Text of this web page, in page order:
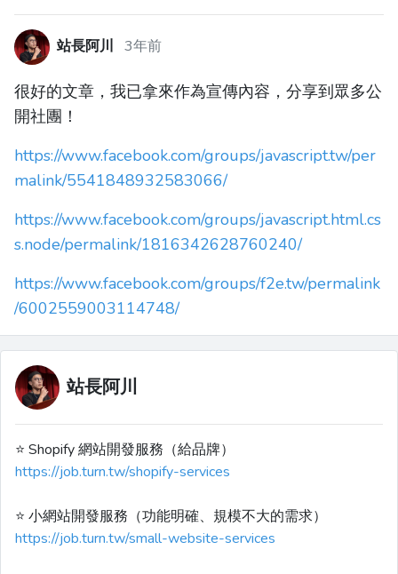
站長阿川 3年前
很好的文章，我已拿來作為宣傳內容，分享到眾多公
開社團！
https://www.facebook.com/groups/javascript.tw/per
malink/5541848932583066/
https://www.facebook.com/groups/javascript.html.cs
s.node/permalink/1816342628760240/
https://www.facebook.com/groups/f2e.tw/permalink
/6002559003114748/
站長阿川
⭐️ Shopify 網站開發服務（給品牌）
https://job.turn.tw/shopify-services
⭐️ 小網站開發服務（功能明確、規模不大的需求）
https://job.turn.tw/small-website-services